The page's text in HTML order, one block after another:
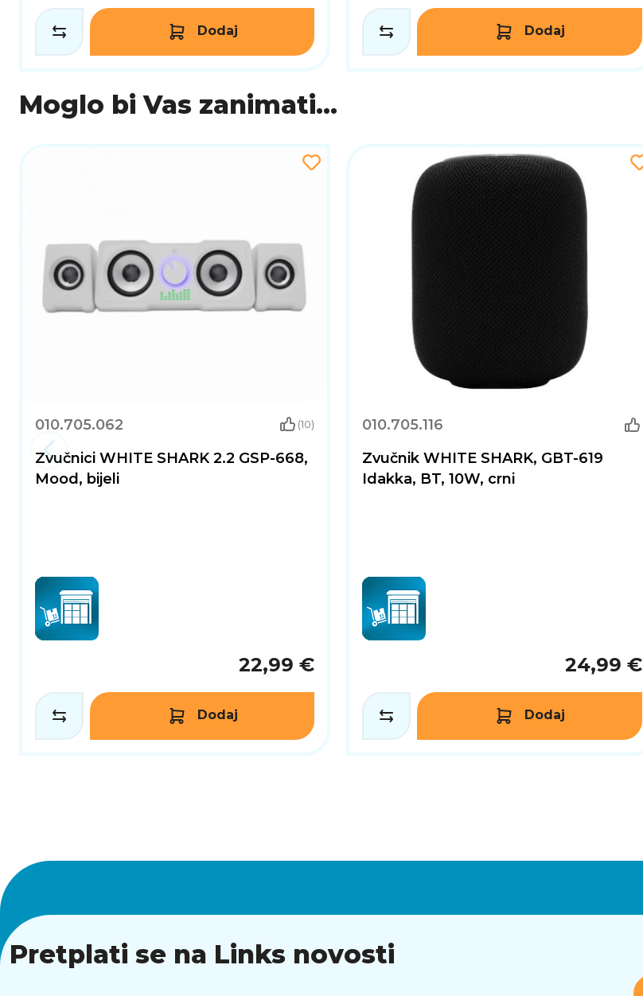
Dodaj Dodaj
Moglo bi Vas zanimati...
010.705.062 (10)
Zvučnici WHITE SHARK 2.2 GSP-668,
Mood, bijeli
22,99 €
Dodaj
010.705.116
Zvučnik WHITE SHARK, GBT-619
Idakka, BT, 10W, crni
24,99 €
Dodaj
Pretplati se na Links novosti